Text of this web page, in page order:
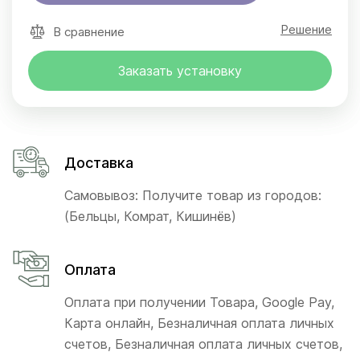
В сравнение Решение
Заказать установку
Доставка
Самовывоз: Получите товар из городов:
(Бельцы, Комрат, Кишинёв)
Оплата
Оплата при получении Товара, Google Pay,
Карта онлайн, Безналичная оплата личных
счетов, Безналичная оплата личных счетов,